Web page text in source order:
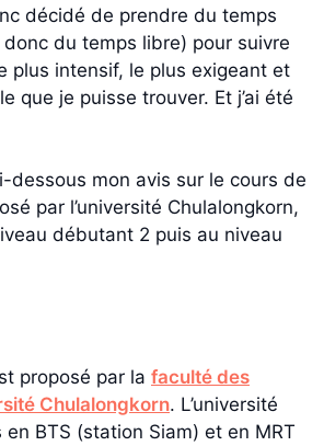
décidé de prendre du temps
du temps libre) pour suivre
plus intensif, le plus exigeant et
que je puisse trouver. Et j’ai été
dessous mon avis sur le cours de
par l’université Chulalongkorn,
débutant 2 puis au niveau
proposé par la faculté des
Chulalongkorn. L’université
en BTS (station Siam) et en MRT